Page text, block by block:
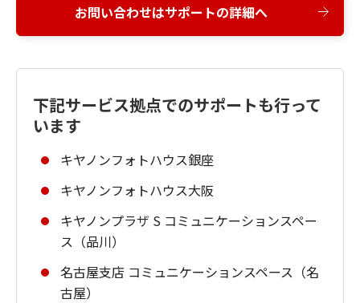
お問い合わせはサポートの詳細へ
下記サービス拠点でのサポートも行って
います
キヤノンフォトハウス銀座
キヤノンフォトハウス大阪
キヤノンプラザ S コミュニケーションスペー
ス（品川）
名古屋支店 コミュニケーションスペース（名
古屋）